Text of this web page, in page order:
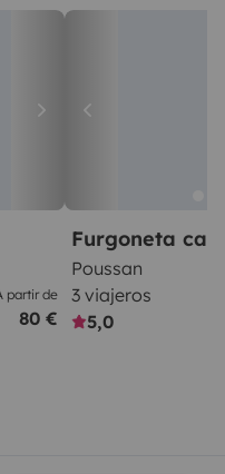
partir de
80 €
Furgoneta
Poussan
3 viajeros
5,0